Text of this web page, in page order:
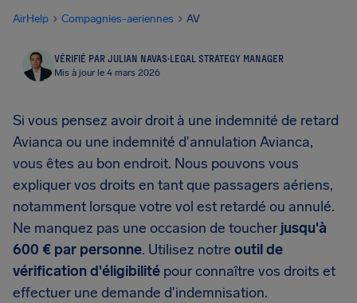
AirHelp Compagnies-aeriennes AV
VÉRIFIÉ PAR JULIAN NAVAS·LEGAL STRATEGY MANAGER
Mis à jour le 4 mars 2026
Si vous pensez avoir droit à une indemnité de retard
Avianca ou une indemnité d'annulation Avianca,
vous êtes au bon endroit. Nous pouvons vous
expliquer vos droits en tant que passagers aériens,
notamment lorsque votre vol est retardé ou annulé.
Ne manquez pas une occasion de toucher jusqu'à
600 € par personne. Utilisez notre outil de
vérification d'éligibilité pour connaître vos droits et
effectuer une demande d'indemnisation.